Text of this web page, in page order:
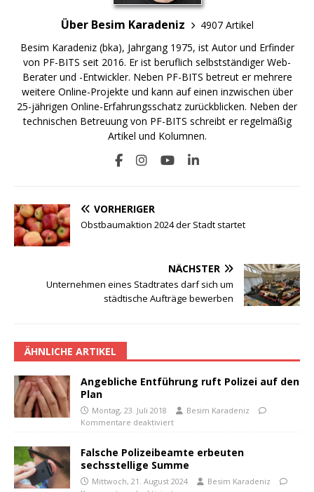
Über Besim Karadeniz
4907 Artikel
Besim Karadeniz (bka), Jahrgang 1975, ist Autor und Erfinder
von PF-BITS seit 2016. Er ist beruflich selbstständiger Web-
Berater und -Entwickler. Neben PF-BITS betreut er mehrere
weitere Online-Projekte und kann auf einen inzwischen über
25-jährigen Online-Erfahrungsschatz zurückblicken. Neben der
technischen Betreuung von PF-BITS schreibt er regelmäßig
Artikel und Kolumnen.
VORHERIGER
Obstbaumaktion 2024 der Stadt startet
NÄCHSTER
Unternehmen eines Stadtrates darf sich um
städtische Aufträge bewerben
ÄHNLICHE ARTIKEL
Angebliche Entführung ruft Polizei auf den
Plan
Montag, 23. Juli 2018
Besim Karadeniz
Kommentare deaktiviert
Falsche Polizeibeamte erbeuten
sechsstellige Summe
Mittwoch, 21. August 2024
Besim Karadeniz